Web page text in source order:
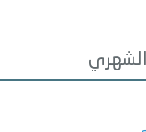
الشهري